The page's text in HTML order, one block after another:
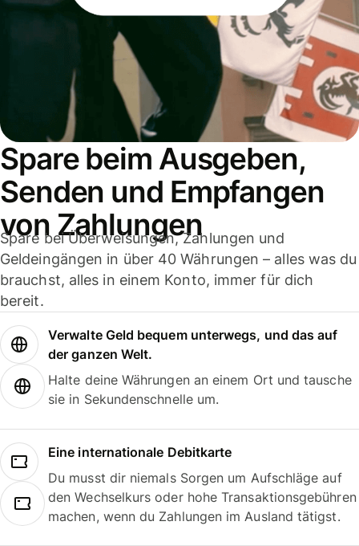
Spare beim Ausgeben,
Senden und Empfangen
von Zahlungen
Spare bei Überweisungen, Zahlungen und
Geldeingängen in über 40 Währungen – alles was du
brauchst, alles in einem Konto, immer für dich
bereit.
Verwalte Geld bequem unterwegs, und das auf
der ganzen Welt.
Halte deine Währungen an einem Ort und tausche
sie in Sekundenschnelle um.
Eine internationale Debitkarte
Du musst dir niemals Sorgen um Aufschläge auf
den Wechselkurs oder hohe Transaktionsgebühren
machen, wenn du Zahlungen im Ausland tätigst.